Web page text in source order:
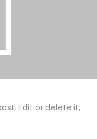
Edit or delete it,